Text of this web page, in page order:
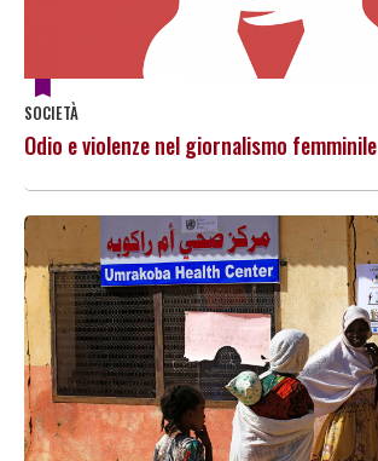
SOCIETÀ
Odio e violenze nel giornalismo femminile